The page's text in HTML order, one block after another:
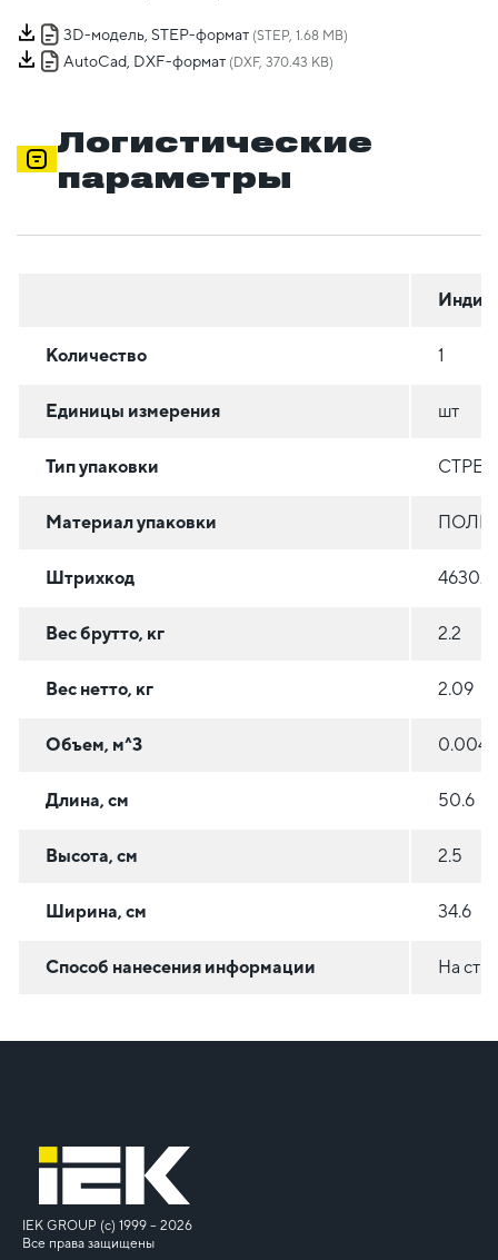
3D-модель, STEP-формат (STEP, 1.68 MB)
AutoCad, DXF-формат (DXF, 370.43 KB)
Логистические
параметры
Количество 1
Единицы измерения шт
Тип упаковки
Материал упаковки
Штрихкод
Вес брутто, кг 2.2
Вес нетто, кг 2.09
Объем, м^3
Длина, см 50.6
Высота, см 2.5
Ширина, см 34.6
Способ нанесения информации На
IEK GROUP (c) 1999 – 2026
Все права защищены